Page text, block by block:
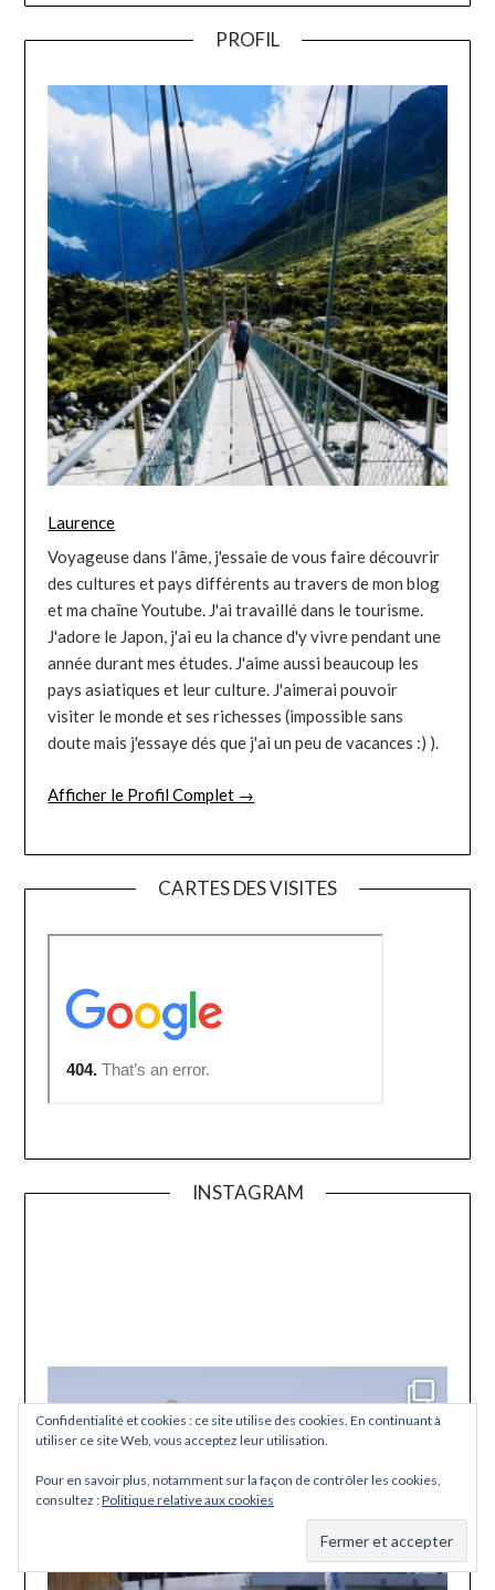
PROFIL
Laurence
Voyageuse dans l’âme, j'essaie de vous faire découvrir
des cultures et pays différents au travers de mon blog
et ma chaîne Youtube. J'ai travaillé dans le tourisme.
J'adore le Japon, j'ai eu la chance d'y vivre pendant une
année durant mes études. J'aime aussi beaucoup les
pays asiatiques et leur culture. J'aimerai pouvoir
visiter le monde et ses richesses (impossible sans
doute mais j'essaye dés que j'ai un peu de vacances :) ).
Afficher le Profil Complet →
CARTES DES VISITES
INSTAGRAM
Confidentialité et cookies : ce site utilise des cookies. En continuant à
utiliser ce site Web, vous acceptez leur utilisation.
Pour en savoir plus, notamment sur la façon de contrôler les cookies,
consultez :Politique relative aux cookies